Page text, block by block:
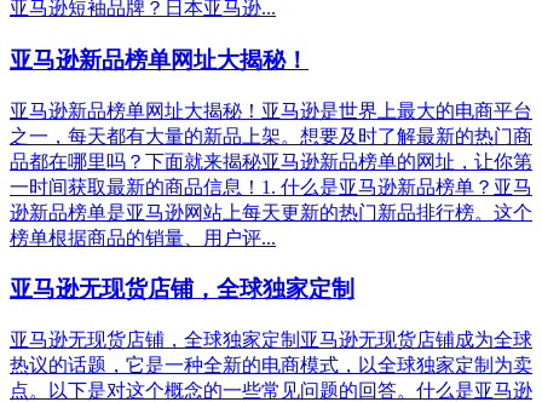
亚马逊短袖品牌？日本亚马逊...
亚马逊新品榜单网址大揭秘！
亚马逊新品榜单网址大揭秘！亚马逊是世界上最大的电商平台
之一，每天都有大量的新品上架。想要及时了解最新的热门商
品都在哪里吗？下面就来揭秘亚马逊新品榜单的网址，让你第
一时间获取最新的商品信息！1. 什么是亚马逊新品榜单？亚马
逊新品榜单是亚马逊网站上每天更新的热门新品排行榜。这个
榜单根据商品的销量、用户评...
亚马逊无现货店铺，全球独家定制
亚马逊无现货店铺，全球独家定制亚马逊无现货店铺成为全球
热议的话题，它是一种全新的电商模式，以全球独家定制为卖
点。以下是对这个概念的一些常见问题的回答。什么是亚马逊